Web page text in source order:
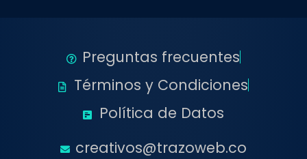
Preguntas frecuentes
Términos y Condiciones
Política de Datos
creativos@trazoweb.co